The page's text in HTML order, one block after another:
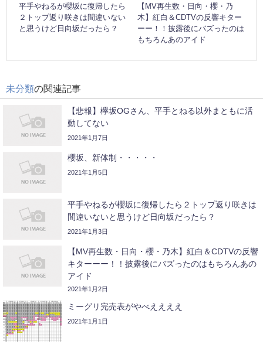
平手やねるが櫻坂に復帰したら
２トップ返り咲きは間違いない
と思うけど日向坂だったら？
【MV再生数・日向・櫻・乃
木】紅白＆CDTVの反響キター
ーー！！披露後にバズったのは
もちろんあのアイド
未分類の関連記事
【悲報】欅坂OGさん、平手とねる以外まともに活
動してない
2021年1月7日
櫻坂、新体制・・・・・
2021年1月5日
平手やねるが櫻坂に復帰したら２トップ返り咲きは
間違いないと思うけど日向坂だったら？
2021年1月3日
【MV再生数・日向・櫻・乃木】紅白＆CDTVの反響
キターーー！！披露後にバズったのはもちろんあの
アイド
2021年1月2日
ミーグリ完売表がやべええええ
2021年1月1日